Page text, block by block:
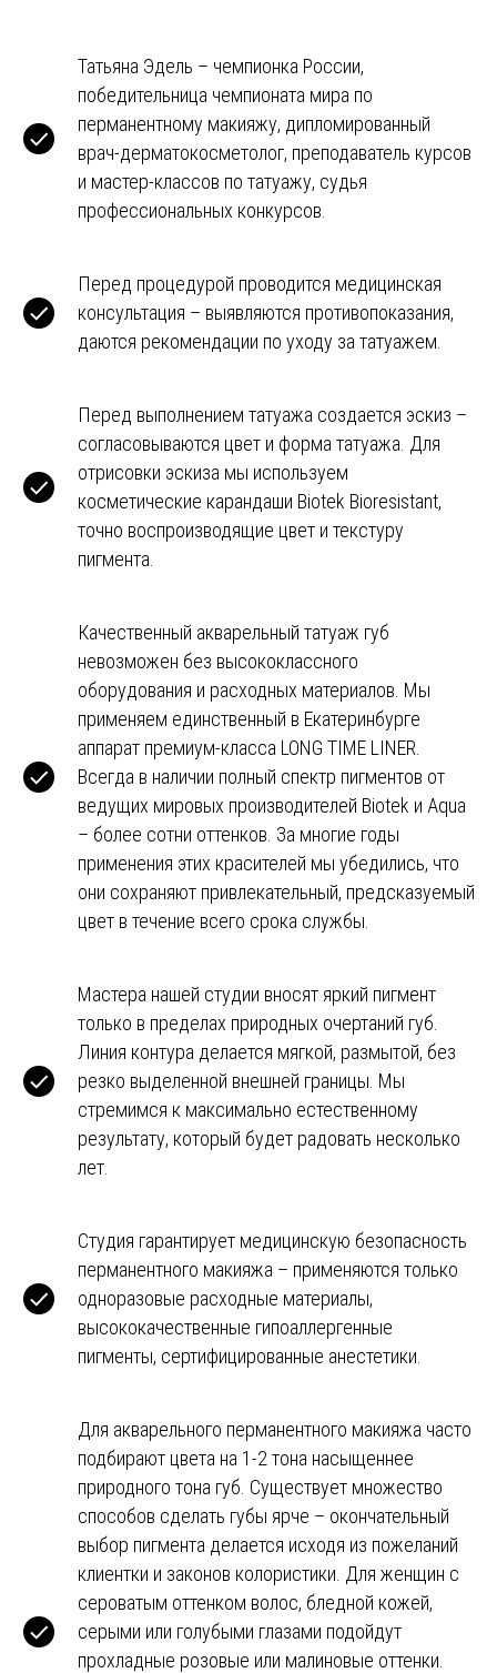
Татьяна Эдель – чемпионка России,
победительница чемпионата мира по
перманентному макияжу, дипломированный
врач-дерматокосметолог, преподаватель курсов
и мастер-классов по татуажу, судья
профессиональных конкурсов.
Перед процедурой проводится медицинская
консультация – выявляются противопоказания,
даются рекомендации по уходу за татуажем.
Перед выполнением татуажа создается эскиз –
согласовываются цвет и форма татуажа. Для
отрисовки эскиза мы используем
косметические карандаши Biotek Bioresistant,
точно воспроизводящие цвет и текстуру
пигмента.
Качественный акварельный татуаж губ
невозможен без высококлассного
оборудования и расходных материалов. Мы
применяем единственный в Екатеринбурге
аппарат премиум-класса LONG TIME LINER.
Всегда в наличии полный спектр пигментов от
ведущих мировых производителей Biotek и Aqua
– более сотни оттенков. За многие годы
применения этих красителей мы убедились, что
они сохраняют привлекательный, предсказуемый
цвет в течение всего срока службы.
Мастера нашей студии вносят яркий пигмент
только в пределах природных очертаний губ.
Линия контура делается мягкой, размытой, без
резко выделенной внешней границы. Мы
стремимся к максимально естественному
результату, который будет радовать несколько
лет.
Студия гарантирует медицинскую безопасность
перманентного макияжа – применяются только
одноразовые расходные материалы,
высококачественные гипоаллергенные
пигменты, сертифицированные анестетики.
Для акварельного перманентного макияжа часто
подбирают цвета на 1-2 тона насыщеннее
природного тона губ. Существует множество
способов сделать губы ярче – окончательный
выбор пигмента делается исходя из пожеланий
клиентки и законов колористики. Для женщин с
сероватым оттенком волос, бледной кожей,
серыми или голубыми глазами подойдут
прохладные розовые или малиновые оттенки.